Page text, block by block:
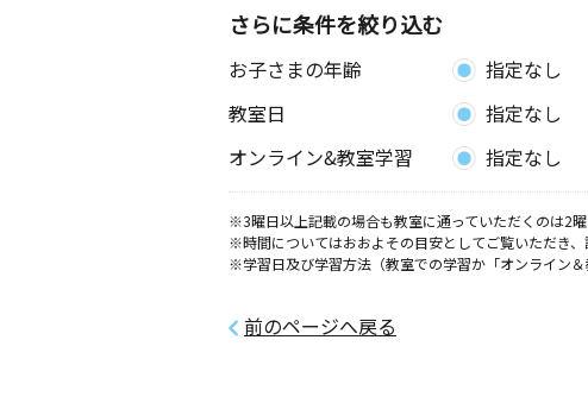
さらに条件を絞り込む
お子さまの年齢 指定なし
教室日
指定なし
オンライン&教室学習
指定なし
※3曜日以上記載の場合も教室に通っていただくのは2曜
※時間についてはおおよその目安としてご覧いただき
※学習日及び学習方法（教室での学習か「オンライン
前のページへ戻る